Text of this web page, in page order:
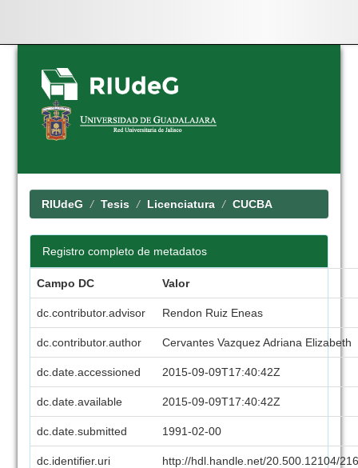
Skip
navigation
RIUdeG Tesis Licenciatura CUCBA
Registro completo de metadatos
Campo DC Valor
dc.contributor.advisor Rendon Ruiz Eneas
dc.contributor.author Cervantes Vazquez Adriana Elizabeth
dc.date.accessioned 2015-09-09T17:40:42Z
dc.date.available 2015-09-09T17:40:42Z
dc.date.submitted 1991-02-00
dc.identifier.uri http://hdl.handle.net/20.500.12104/